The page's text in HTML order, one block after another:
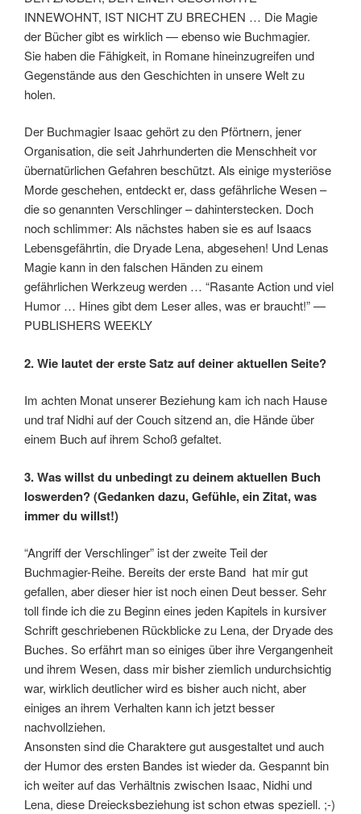
INNEWOHNT, IST NICHT ZU BRECHEN … Die Magie
der Bücher gibt es wirklich — ebenso wie Buchmagier.
Sie haben die Fähigkeit, in Romane hineinzugreifen und
Gegenstände aus den Geschichten in unsere Welt zu
holen.
Der Buchmagier Isaac gehört zu den Pförtnern, jener
Organisation, die seit Jahrhunderten die Menschheit vor
übernatürlichen Gefahren beschützt. Als einige mysteriöse
Morde geschehen, entdeckt er, dass gefährliche Wesen –
die so genannten Verschlinger – dahinterstecken. Doch
noch schlimmer: Als nächstes haben sie es auf Isaacs
Lebensgefährtin, die Dryade Lena, abgesehen! Und Lenas
Magie kann in den falschen Händen zu einem
gefährlichen Werkzeug werden … “Rasante Action und viel
Humor … Hines gibt dem Leser alles, was er braucht!” —
PUBLISHERS WEEKLY
2. Wie lautet der erste Satz auf deiner aktuellen Seite?
Im achten Monat unserer Beziehung kam ich nach Hause
und traf Nidhi auf der Couch sitzend an, die Hände über
einem Buch auf ihrem Schoß gefaltet.
3. Was willst du unbedingt zu deinem aktuellen Buch
loswerden? (Gedanken dazu, Gefühle, ein Zitat, was
immer du willst!)
“Angriff der Verschlinger” ist der zweite Teil der
Buchmagier-Reihe. Bereits der erste Band hat mir gut
gefallen, aber dieser hier ist noch einen Deut besser. Sehr
toll finde ich die zu Beginn eines jeden Kapitels in kursiver
Schrift geschriebenen Rückblicke zu Lena, der Dryade des
Buches. So erfährt man so einiges über ihre Vergangenheit
und ihrem Wesen, dass mir bisher ziemlich undurchsichtig
war, wirklich deutlicher wird es bisher auch nicht, aber
einiges an ihrem Verhalten kann ich jetzt besser
nachvollziehen.
Ansonsten sind die Charaktere gut ausgestaltet und auch
der Humor des ersten Bandes ist wieder da. Gespannt bin
ich weiter auf das Verhältnis zwischen Isaac, Nidhi und
Lena, diese Dreiecksbeziehung ist schon etwas speziell. ;-)